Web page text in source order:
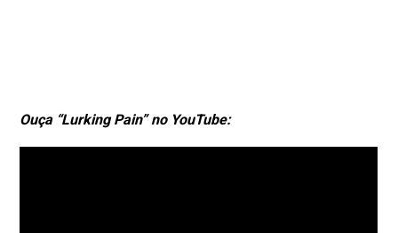
Ouça “Lurking Pain” no YouTube: